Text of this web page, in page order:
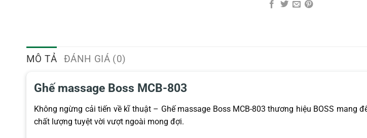
MÔ TẢ ĐÁNH GIÁ (0)
Ghế massage Boss MCB-803
Không ngừng cải tiến về kĩ thuật – Ghế massage Boss MCB-803 thương hiệu BOSS mang
chất lượng tuyệt vời vượt ngoài mong đợi.